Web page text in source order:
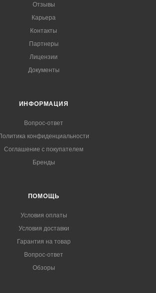
Отзывы
Карьера
Контакты
Партнеры
Лицензии
Документы
ИНФОРМАЦИЯ
Вопрос-ответ
конфиденциальности
Соглашение с покупателем
Бренды
ПОМОЩЬ
Условия оплаты
Условия доставки
Гарантия на товар
Вопрос-ответ
Обзоры